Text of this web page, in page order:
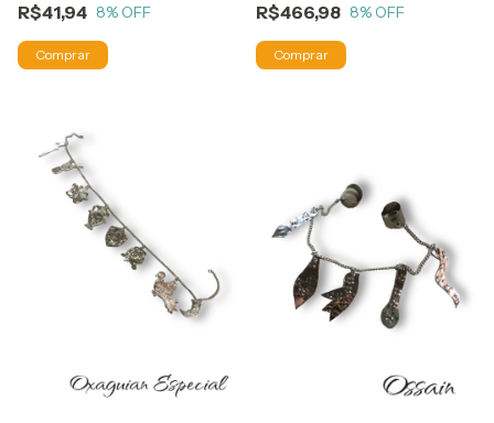
R$41,94 8% OFF R$466,98 8% OFF